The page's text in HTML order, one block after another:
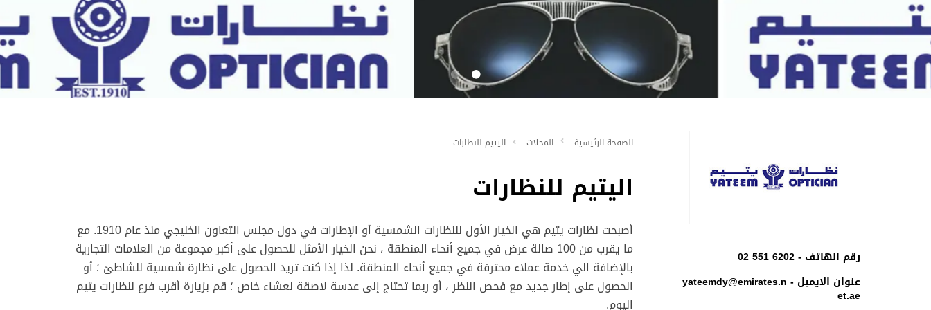
رقم الهاتف -02 551 6202
عنوان الايميل - yateemdy@emirates.n
et.ae
الصفحة الرئيسية المحلات اليتيم للنظارات
اليتيم للنظارات
أصبحت نظارات يتيم هي الخيار الأول للنظارات الشمسية أو الإطارات في دول مجلس التعاون الخليجي منذ عام 1910. مع
ما يقرب من 100 صالة عرض في جميع أنحاء المنطقة ، نحن الخيار الأمثل للحصول على أكبر مجموعة من العلامات التجارية
بالإضافة الي خدمة عملاء محترفة في جميع أنحاء المنطقة. لذا إذا كنت تريد الحصول على نظارة شمسية للشاطئ ؛ أو
الحصول على إطار جديد مع فحص النظر ، أو ربما تحتاج إلى عدسة لاصقة لعشاء خاص ؛ قم بزيارة أقرب فرع لنظارات يتيم
اليوم.